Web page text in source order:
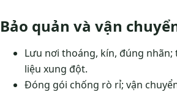
Bảo quản và vận
Lưu nơi thoáng, kín, đúng nhãn;
liệu xung đột.
Đóng gói chống rò rỉ; vận